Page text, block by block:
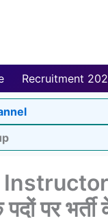
Recruitment
पर भर्ती